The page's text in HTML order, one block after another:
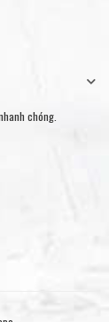
chóng.